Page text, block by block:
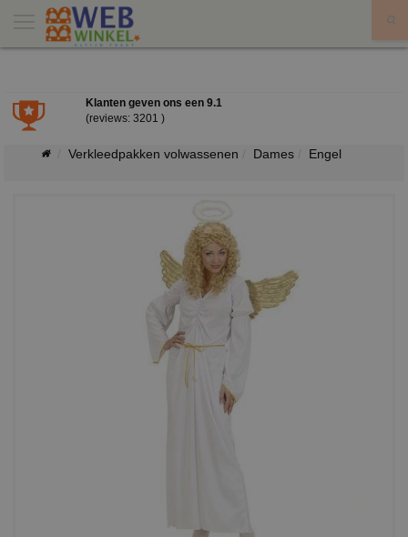
Klanten geven ons een 9.1
(reviews: 3201 )
Verkleedpakken volwassenen Dames Engel